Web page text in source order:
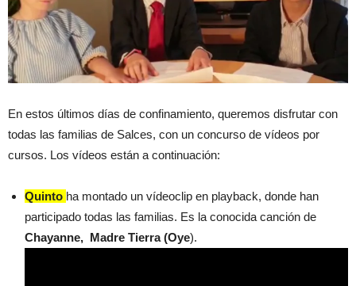
En estos últimos días de confinamiento, queremos disfrutar con
todas las familias de Salces, con un concurso de vídeos por
cursos. Los vídeos están a continuación:
Quinto ha montado un vídeoclip en playback, donde han
participado todas las familias. Es la conocida canción de
Chayanne, Madre Tierra (Oye).